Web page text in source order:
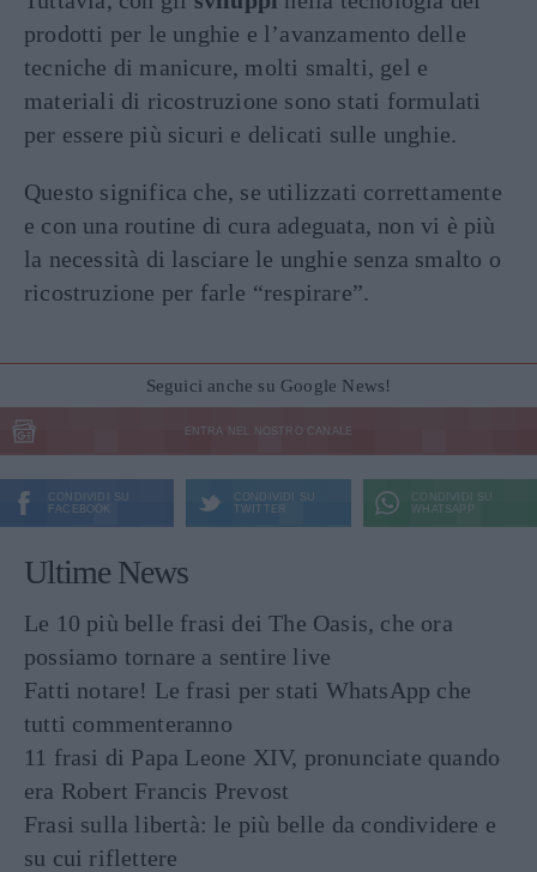
prodotti per le unghie e l’avanzamento delle
tecniche di manicure, molti smalti, gel e
materiali di ricostruzione sono stati formulati
per essere più sicuri e delicati sulle unghie.
Questo significa che, se utilizzati correttamente
e con una routine di cura adeguata, non vi è più
la necessità di lasciare le unghie senza smalto o
ricostruzione per farle “respirare”.
Seguici anche su Google News!
ENTRA NEL NOSTRO CANALE
CONDIVIDI SU
FACEBOOK
CONDIVIDI SU
TWITTER
CONDIVIDI SU
WHATSAPP
Ultime News
Le 10 più belle frasi dei The Oasis, che ora
possiamo tornare a sentire live
Fatti notare! Le frasi per stati WhatsApp che
tutti commenteranno
11 frasi di Papa Leone XIV, pronunciate quando
era Robert Francis Prevost
Frasi sulla libertà: le più belle da condividere e
su cui riflettere